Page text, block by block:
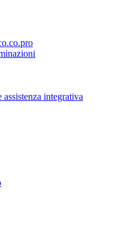
assistenza integrativa